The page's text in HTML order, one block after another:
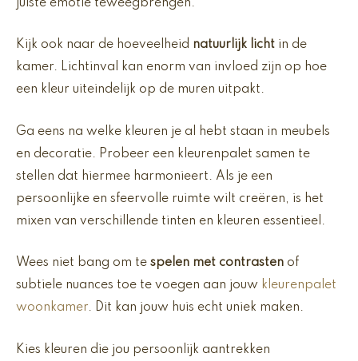
juiste emotie teweegbrengen.
Kijk ook naar de hoeveelheid natuurlijk licht in de
kamer. Lichtinval kan enorm van invloed zijn op hoe
een kleur uiteindelijk op de muren uitpakt.
Ga eens na welke kleuren je al hebt staan in meubels
en decoratie. Probeer een kleurenpalet samen te
stellen dat hiermee harmonieert. Als je een
persoonlijke en sfeervolle ruimte wilt creëren, is het
mixen van verschillende tinten en kleuren essentieel.
Wees niet bang om te spelen met contrasten of
subtiele nuances toe te voegen aan jouw kleurenpalet
woonkamer. Dit kan jouw huis echt uniek maken.
Kies kleuren die jou persoonlijk aantrekken